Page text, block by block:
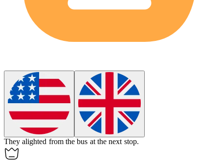
Theyalighted from the bus at the next stop.